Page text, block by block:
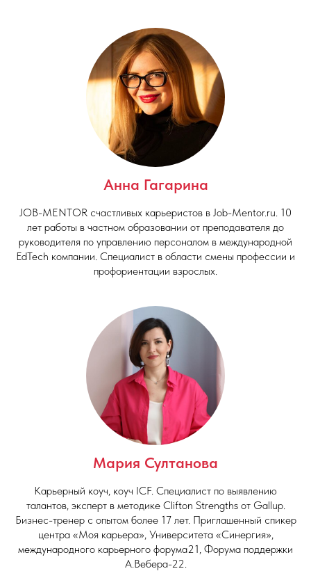
Анна Гагарина
JOB-MENTOR счастливых карьеристов в Job-Mentor.ru. 10
лет работы в частном образовании от преподавателя до
руководителя по управлению персоналом в международной
EdTech компании. Специалист в области смены профессии и
профориентации взрослых.
Мария Султанова
Карьерный коуч, коуч ICF. Специалист по выявлению
талантов, эксперт в методике Clifton Strengths от Gallup.
Бизнес-тренер с опытом более 17 лет. Приглашенный спикер
центра «Моя карьера», Университета «Синергия»,
международного карьерного форума21, Форума поддержки
А.Вебера-22.